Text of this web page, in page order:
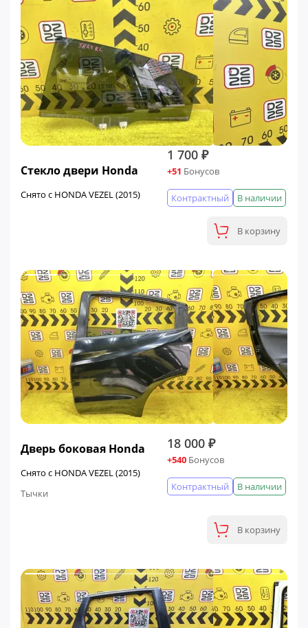
Стекло двери Honda
Снято с HONDA VEZEL (2015)
1 700 ₽
+51 Бонусов
В наличии
Контрактный
В корзину
Дверь боковая Honda
Снято с HONDA VEZEL (2015)
Тычки
18 000 ₽
+540 Бонусов
В наличии
Контрактный
В корзину